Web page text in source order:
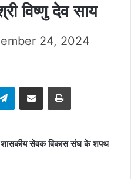
विष्णु देव साय
24, 2024
TelegramShare via Email Print
शासकीय सेवक विकास संघ के शपथ